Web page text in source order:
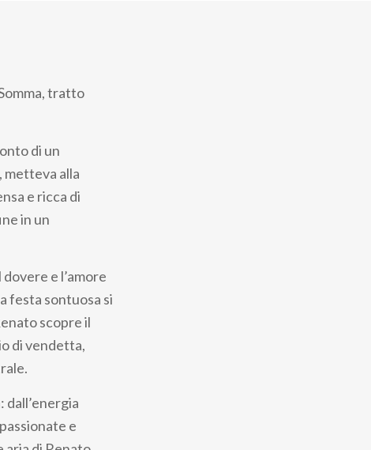
tratto
di un
metteva alla
e ricca di
in un
e l’amore
festa sontuosa si
scopre il
di vendetta,
e